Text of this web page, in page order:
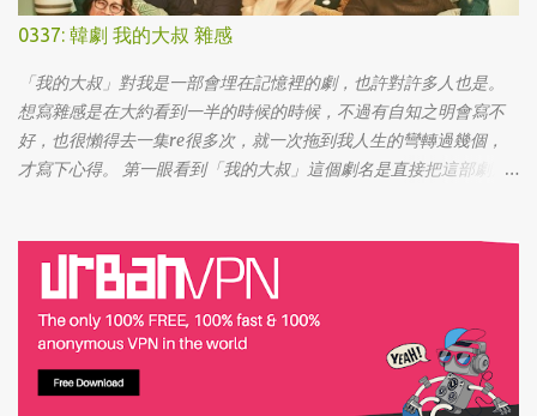
0337: 韓劇 我的大叔 雜感
「我的大叔」對我是一部會埋在記憶裡的劇，也許對許多人也是。
想寫雜感是在大約看到一半的時候的時候，不過有自知之明會寫不
好，也很懶得去一集re很多次，就一次拖到我人生的彎轉過幾個，
才寫下心得。 第一眼看到「我的大叔」這個劇名是直接把這部劇放
不斷，加上面臨了美、日、韓劇的劇荒，個人又特愛喪劇，我硬是
在找出來看了一次…。 不得不說，開頭的辦公室場景，打昆蟲的的情
節和打在代表頭上奇異動畫，讓我以為這是次世代的搞笑辦公室
劇。第一集看完的時候，說真的還真不知道這部劇集要表達什麼 -
因為開頭讓我覺得無厘頭的場景和後續開始步入至安的黑暗世界，
讓我好難入戲。 為什麼要作這飄蟲視角? 為什麼要加這些星星? 所以